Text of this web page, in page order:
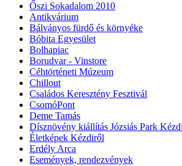
Őszi Sokadalom 2010
Antikvárium
Bálványos fürdő és környéke
Bóbita Egyesület
Bolhapiac
Borudvar - Vinstore
Céhtörténeti Múzeum
Chillout
Családos Keresztény Fesztivál
CsomóPont
Deme Tamás
Dísznövény kiállítás Józsiás Park
Életképek Kézdiről
Erdély Arca
Események, rendezvények